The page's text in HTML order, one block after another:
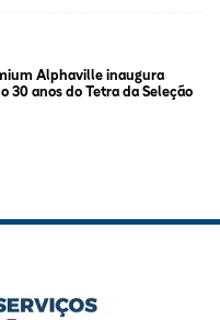
Alphaville inaugura
30 anos do Tetra da Seleção